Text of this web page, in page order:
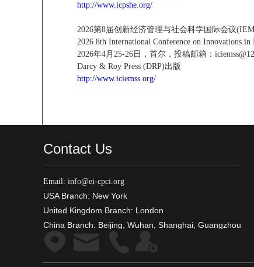
http://www.icpshe.org/
2026第8届创新经济管理与社会科学国际会议
2026 8th International Conference on Innovations
2026年4月25-26日，首尔，投稿邮箱：
Darcy & Roy Press (DRP)出版
http://www.iciemss.org/
Contact Us
Email: info@ei-cpci.org
USA Branch: New York
United Kingdom Branch: London
China Branch: Beijing, Wuhan, Shanghai, Guangzhou